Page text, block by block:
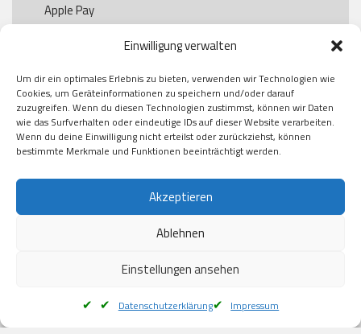
Einwilligung verwalten
Um dir ein optimales Erlebnis zu bieten, verwenden wir Technologien wie
Cookies, um Geräteinformationen zu speichern und/oder darauf
zuzugreifen. Wenn du diesen Technologien zustimmst, können wir Daten
wie das Surfverhalten oder eindeutige IDs auf dieser Website verarbeiten.
Wenn du deine Einwilligung nicht erteilst oder zurückziehst, können
bestimmte Merkmale und Funktionen beeinträchtigt werden.
Akzeptieren
Ablehnen
Einstellungen ansehen
Datenschutzerklärung Impressum
Apple Pay
Paypal
Kauf auf Rechung
Klarna
American Express